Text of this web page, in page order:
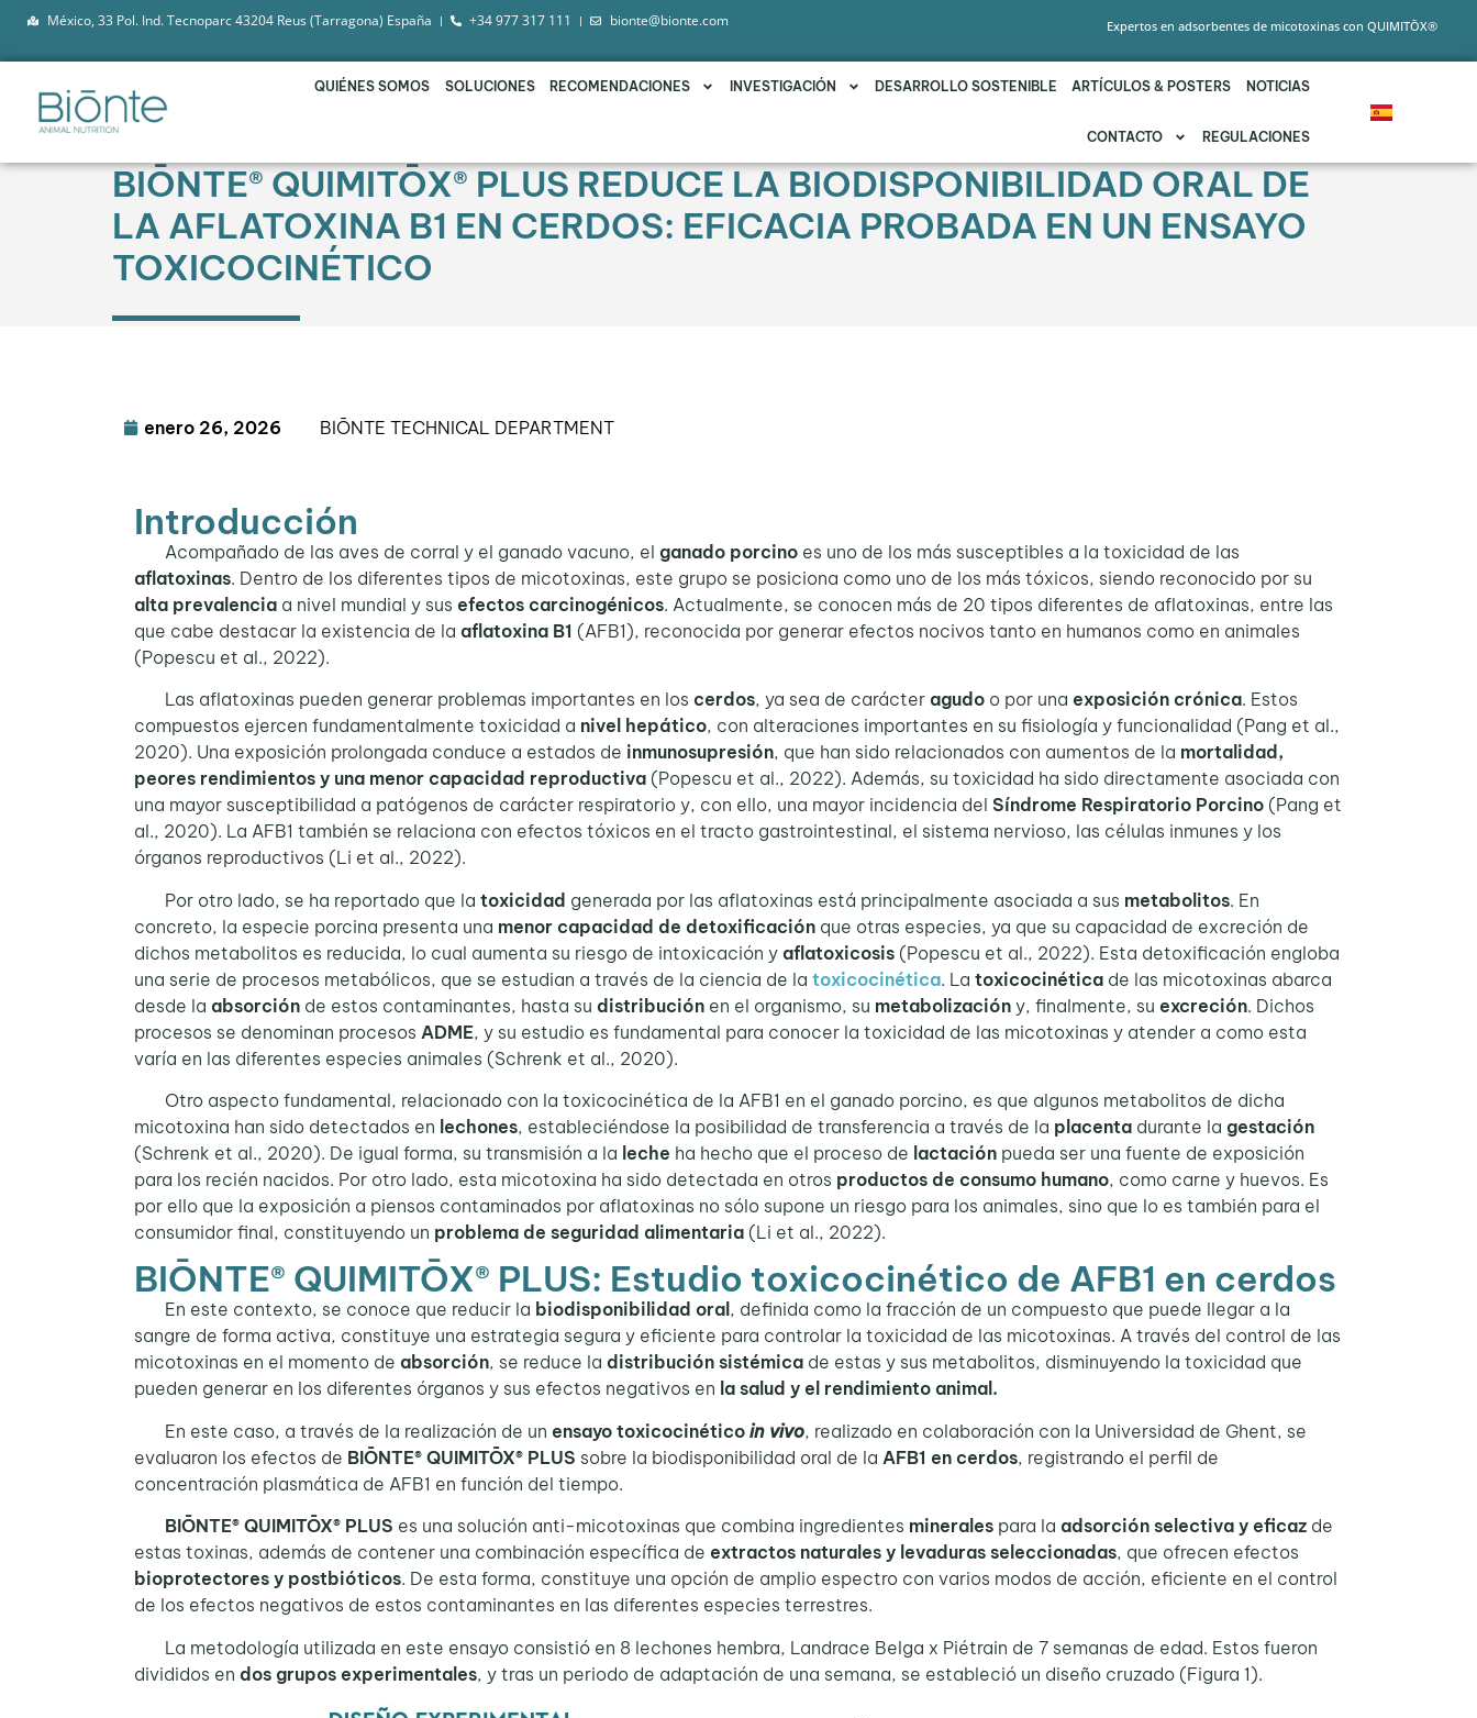
México, 33 Pol. Ind. Tecnoparc 43204 Reus (Tarragona) España +34 977 317 111 bionte@bionte.com Expertos en adsorbentes de micotoxinas con QUIMITŌX®
QUIÉNES SOMOS SOLUCIONES RECOMENDACIONES INVESTIGACIÓN DESARROLLO SOSTENIBLE ARTÍCULOS & POSTERS NOTICIAS
CONTACTO REGULACIONES
BIŌNTE® QUIMITŌX® PLUS REDUCE LA BIODISPONIBILIDAD ORAL DE
LA AFLATOXINA B1 EN CERDOS: EFICACIA PROBADA EN UN ENSAYO
TOXICOCINÉTICO
enero 26, 2026 BIŌNTE TECHNICAL DEPARTMENT
Introducción
Acompañado de las aves de corral y el ganado vacuno, el ganado porcino es uno de los más susceptibles a la toxicidad de las
aflatoxinas. Dentro de los diferentes tipos de micotoxinas, este grupo se posiciona como uno de los más tóxicos, siendo reconocido por su
alta prevalencia a nivel mundial y sus efectos carcinogénicos. Actualmente, se conocen más de 20 tipos diferentes de aflatoxinas, entre las
que cabe destacar la existencia de la aflatoxina B1 (AFB1), reconocida por generar efectos nocivos tanto en humanos como en animales
(Popescu et al., 2022).
Las aflatoxinas pueden generar problemas importantes en los cerdos, ya sea de carácter agudo o por una exposición crónica. Estos
compuestos ejercen fundamentalmente toxicidad a nivel hepático, con alteraciones importantes en su fisiología y funcionalidad (Pang et al.,
2020). Una exposición prolongada conduce a estados de inmunosupresión, que han sido relacionados con aumentos de la mortalidad,
peores rendimientos y una menor capacidad reproductiva (Popescu et al., 2022). Además, su toxicidad ha sido directamente asociada con
una mayor susceptibilidad a patógenos de carácter respiratorio y, con ello, una mayor incidencia del Síndrome Respiratorio Porcino (Pang et
al., 2020). La AFB1 también se relaciona con efectos tóxicos en el tracto gastrointestinal, el sistema nervioso, las células inmunes y los
órganos reproductivos (Li et al., 2022).
Por otro lado, se ha reportado que la toxicidad generada por las aflatoxinas está principalmente asociada a sus metabolitos. En
concreto, la especie porcina presenta una menor capacidad de detoxificación que otras especies, ya que su capacidad de excreción de
dichos metabolitos es reducida, lo cual aumenta su riesgo de intoxicación y aflatoxicosis (Popescu et al., 2022). Esta detoxificación engloba
una serie de procesos metabólicos, que se estudian a través de la ciencia de la toxicocinética. La toxicocinética de las micotoxinas abarca
desde la absorción de estos contaminantes, hasta su distribución en el organismo, su metabolización y, finalmente, su excreción. Dichos
procesos se denominan procesos ADME, y su estudio es fundamental para conocer la toxicidad de las micotoxinas y atender a como esta
varía en las diferentes especies animales (Schrenk et al., 2020).
Otro aspecto fundamental, relacionado con la toxicocinética de la AFB1 en el ganado porcino, es que algunos metabolitos de dicha
micotoxina han sido detectados en lechones, estableciéndose la posibilidad de transferencia a través de la placenta durante la gestación
(Schrenk et al., 2020). De igual forma, su transmisión a la leche ha hecho que el proceso de lactación pueda ser una fuente de exposición
para los recién nacidos. Por otro lado, esta micotoxina ha sido detectada en otros productos de consumo humano, como carne y huevos. Es
por ello que la exposición a piensos contaminados por aflatoxinas no sólo supone un riesgo para los animales, sino que lo es también para el
consumidor final, constituyendo un problema de seguridad alimentaria (Li et al., 2022).
BIŌNTE® QUIMITŌX® PLUS: Estudio toxicocinético de AFB1 en cerdos
En este contexto, se conoce que reducir la biodisponibilidad oral , definida como la fracción de un compuesto que puede llegar a la
sangre de forma activa, constituye una estrategia segura y eficiente para controlar la toxicidad de las micotoxinas. A través del control de las
micotoxinas en el momento de absorción, se reduce la distribución sistémica de estas y sus metabolitos, disminuyendo la toxicidad que
pueden generar en los diferentes órganos y sus efectos negativos en la salud y el rendimiento animal.
En este caso, a través de la realización de un ensayo toxicocinético in vivo, realizado en colaboración con la Universidad de Ghent, se
evaluaron los efectos de BIŌNTE® QUIMITŌX® PLUS sobre la biodisponibilidad oral de la AFB1 en cerdos, registrando el perfil de
concentración plasmática de AFB1 en función del tiempo.
BIŌNTE® QUIMITŌX® PLUS es una solución anti-micotoxinas que combina ingredientes minerales para la adsorción selectiva y eficaz de
estas toxinas, además de contener una combinación específica de extractos naturales y levaduras seleccionadas, que ofrecen efectos
bioprotectores y postbióticos. De esta forma, constituye una opción de amplio espectro con varios modos de acción, eficiente en el control
de los efectos negativos de estos contaminantes en las diferentes especies terrestres.
La metodología utilizada en este ensayo consistió en 8 lechones hembra, Landrace Belga x Piétrain de 7 semanas de edad. Estos fueron
divididos en dos grupos experimentales, y tras un periodo de adaptación de una semana, se estableció un diseño cruzado (Figura 1).